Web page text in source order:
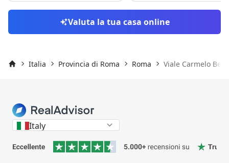
Valuta la tua casa online
Italia Provincia di Roma Roma Viale Carmelo
Italy